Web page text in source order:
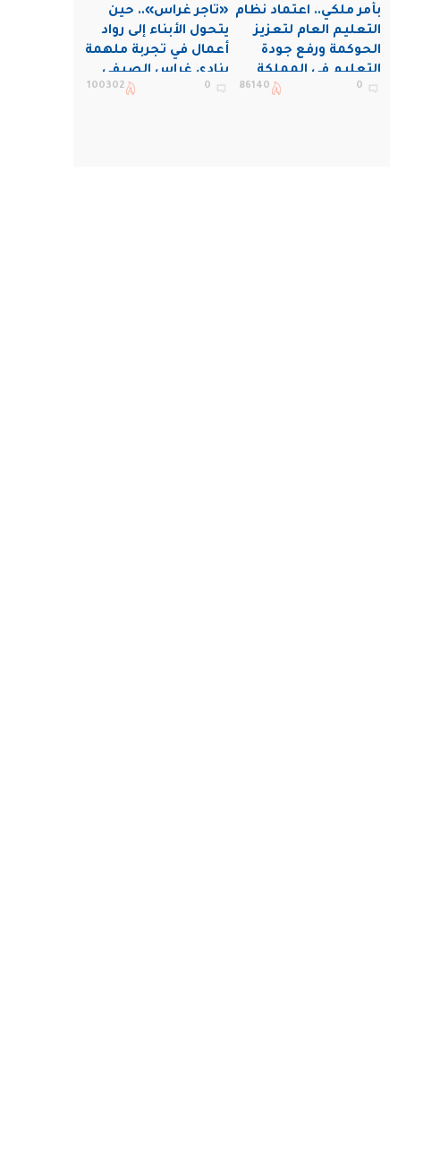
بأمر ملكي.. اعتماد نظام
التعليم العام لتعزيز
الحوكمة ورفع جودة
التعليم في المملكة
0
86140
«تاجر غراس».. حين
يتحول الأبناء إلى رواد
أعمال في تجربة ملهمة
بنادي غراس الصيفي
بالجبيل
0
100302